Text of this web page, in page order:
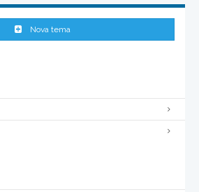
Nova tema